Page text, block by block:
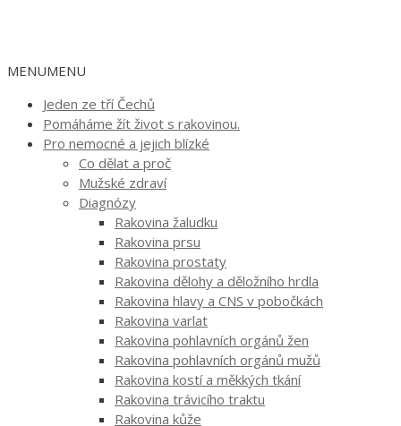
MENUMENU
Jeden ze tří Čechů
Pomáháme žít život s rakovinou.
Pro nemocné a jejich blízké
Co dělat a proč
Mužské zdraví
Diagnózy
Rakovina žaludku
Rakovina prsu
Rakovina prostaty
Rakovina dělohy a děložního hrdla
Rakovina hlavy a CNS v pobočkách
Rakovina varlat
Rakovina pohlavních orgánů žen
Rakovina pohlavních orgánů mužů
Rakovina kostí a měkkých tkání
Rakovina trávicího traktu
Rakovina kůže